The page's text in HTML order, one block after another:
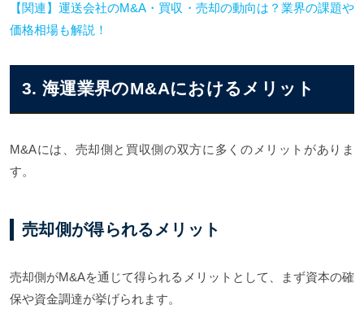
【関連】運送会社のM&A・買収・売却の動向は？業界の課題や
価格相場も解説！
3. 海運業界のM&Aにおけるメリット
M&Aには、売却側と買収側の双方に多くのメリットがありま
す。
売却側が得られるメリット
売却側がM&Aを通じて得られるメリットとして、まず資本の確
保や資金調達が挙げられます。